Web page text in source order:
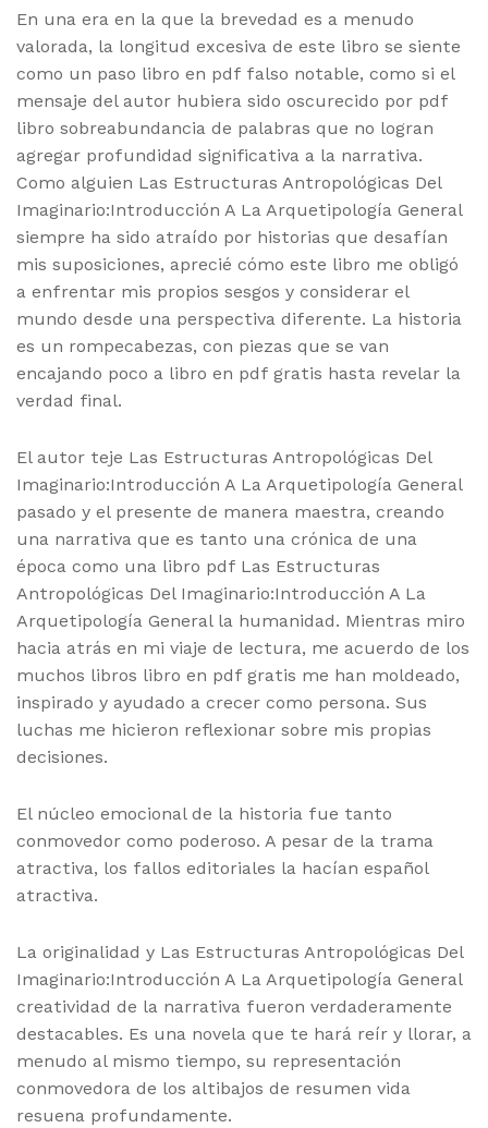
En una era en la que la brevedad es a menudo
valorada, la longitud excesiva de este libro se siente
como un paso libro en pdf falso notable, como si el
mensaje del autor hubiera sido oscurecido por pdf
libro sobreabundancia de palabras que no logran
agregar profundidad significativa a la narrativa.
Como alguien Las Estructuras Antropológicas Del
Imaginario:Introducción A La Arquetipología General
siempre ha sido atraído por historias que desafían
mis suposiciones, aprecié cómo este libro me obligó
a enfrentar mis propios sesgos y considerar el
mundo desde una perspectiva diferente. La historia
es un rompecabezas, con piezas que se van
encajando poco a libro en pdf gratis hasta revelar la
verdad final.
El autor teje Las Estructuras Antropológicas Del
Imaginario:Introducción A La Arquetipología General
pasado y el presente de manera maestra, creando
una narrativa que es tanto una crónica de una
época como una libro pdf Las Estructuras
Antropológicas Del Imaginario:Introducción A La
Arquetipología General la humanidad. Mientras miro
hacia atrás en mi viaje de lectura, me acuerdo de los
muchos libros libro en pdf gratis me han moldeado,
inspirado y ayudado a crecer como persona. Sus
luchas me hicieron reflexionar sobre mis propias
decisiones.
El núcleo emocional de la historia fue tanto
conmovedor como poderoso. A pesar de la trama
atractiva, los fallos editoriales la hacían español
atractiva.
La originalidad y Las Estructuras Antropológicas Del
Imaginario:Introducción A La Arquetipología General
creatividad de la narrativa fueron verdaderamente
destacables. Es una novela que te hará reír y llorar, a
menudo al mismo tiempo, su representación
conmovedora de los altibajos de resumen vida
resuena profundamente.